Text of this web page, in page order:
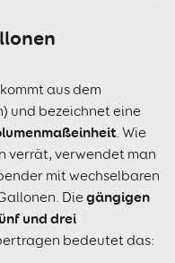
aus dem
und bezeichnet eine
. Wie
verrät, verwendet man
mit wechselbaren
Die gängigen
und drei
bedeutet das: